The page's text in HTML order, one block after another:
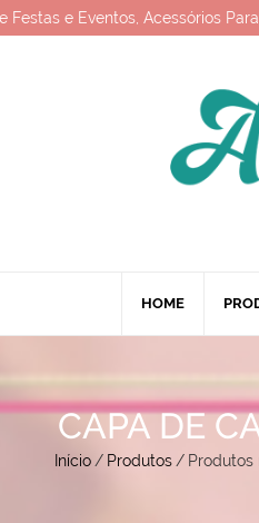
Festas e Eventos, Acessórios
HOME
CAPA DE
Início / Produtos / Produtos